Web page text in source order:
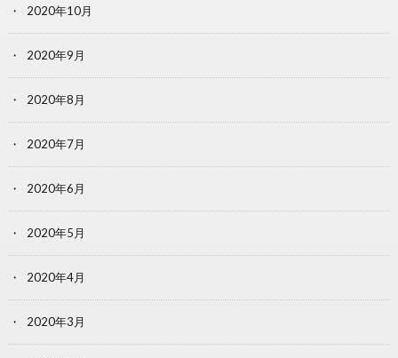
2020年10月
2020年9月
2020年8月
2020年7月
2020年6月
2020年5月
2020年4月
2020年3月